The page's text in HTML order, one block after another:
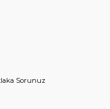
Sorunuz